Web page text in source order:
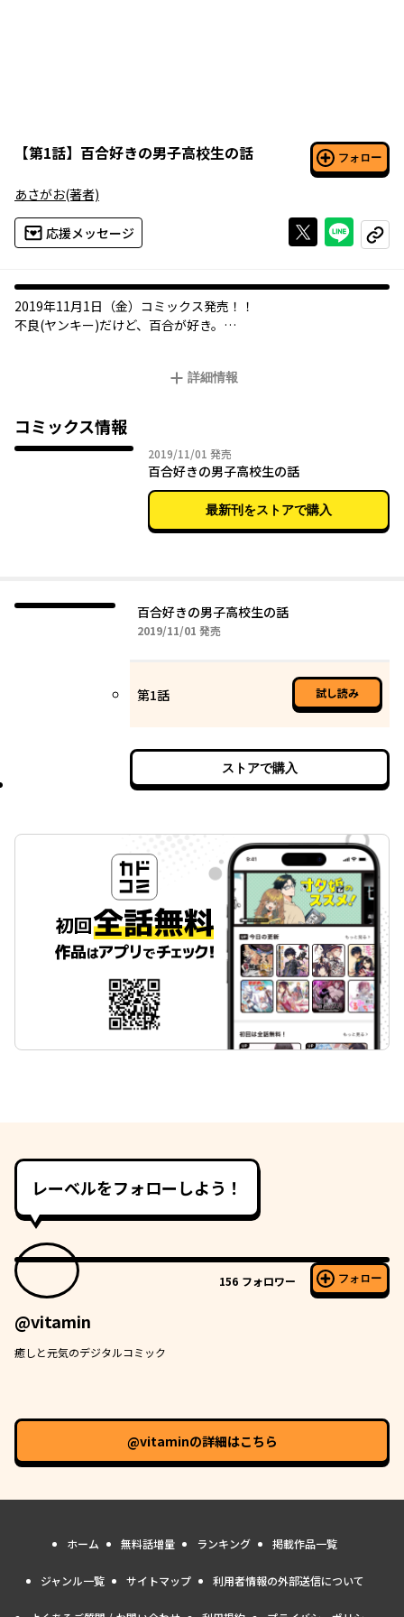
【第1話】 百合好きの男子高校生の話 フォロー
あさがお(著者)
応援メッセージ Xで投稿する
ライン
コピー
2019年11月1日（金）コミックス発売！！
不良(ヤンキー)だけど、百合が好き。
ヤンキーの杉川くんは、冴えない同級生・須原が推しの百合絵
詳細情報
コミックス情報
2019/11/01 2019年11月01日
発売
百合好きの男子高校生の話
最新刊をストアで購入
百合好きの男子高校生の話
2019/11/01 2019年11月01日
発売
第1話 試し読み
ストアで購入
レーベルをフォローしよう！
156 フォロワー フォロー
@vitamin
癒しと元気のデジタルコミック
@vitaminの詳細はこちら
ホーム 無料話増量 ランキング 掲載作品一覧
ジャンル一覧 サイトマップ 利用者情報の外部送信について